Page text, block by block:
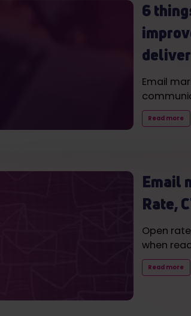
6
Email
Read more
Email
Rate,
Open
when
Read more